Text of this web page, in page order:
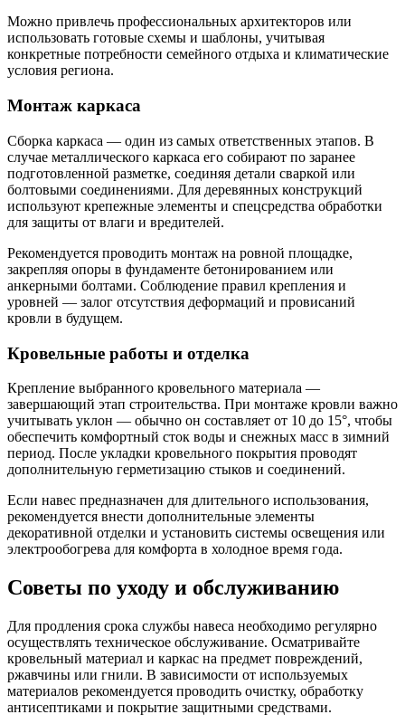
Можно привлечь профессиональных архитекторов или
использовать готовые схемы и шаблоны, учитывая
конкретные потребности семейного отдыха и климатические
условия региона.
Монтаж каркаса
Сборка каркаса — один из самых ответственных этапов. В
случае металлического каркаса его собирают по заранее
подготовленной разметке, соединяя детали сваркой или
болтовыми соединениями. Для деревянных конструкций
используют крепежные элементы и спецсредства обработки
для защиты от влаги и вредителей.
Рекомендуется проводить монтаж на ровной площадке,
закрепляя опоры в фундаменте бетонированием или
анкерными болтами. Соблюдение правил крепления и
уровней — залог отсутствия деформаций и провисаний
кровли в будущем.
Кровельные работы и отделка
Крепление выбранного кровельного материала —
завершающий этап строительства. При монтаже кровли важно
учитывать уклон — обычно он составляет от 10 до 15°, чтобы
обеспечить комфортный сток воды и снежных масс в зимний
период. После укладки кровельного покрытия проводят
дополнительную герметизацию стыков и соединений.
Если навес предназначен для длительного использования,
рекомендуется внести дополнительные элементы
декоративной отделки и установить системы освещения или
электрообогрева для комфорта в холодное время года.
Советы по уходу и обслуживанию
Для продления срока службы навеса необходимо регулярно
осуществлять техническое обслуживание. Осматривайте
кровельный материал и каркас на предмет повреждений,
ржавчины или гнили. В зависимости от используемых
материалов рекомендуется проводить очистку, обработку
антисептиками и покрытие защитными средствами.